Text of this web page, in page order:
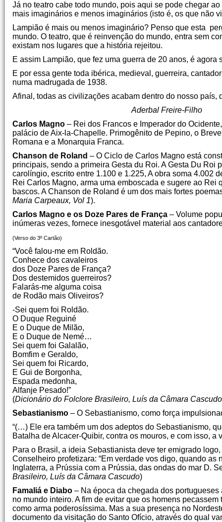
Já no teatro cabe todo mundo, pois aqui se pode chegar
mais imaginários e menos imaginários (isto é, os que não
Lampião é mais ou menos imaginário? Penso que esta
mundo. O teatro, que é reinvenção do mundo, entra sem
existam nos lugares que a história rejeitou.
E assim Lampião, que fez uma guerra de 20 anos, é
E por essa gente toda ibérica, medieval, guerreira,
numa madrugada de 1938.
Afinal, todas as civilizações acabam dentro do nosso país,
Aderbal Freire-Filho
Carlos Magno – Rei dos Francos e Imperador do
palácio de Aix-la-Chapelle. Primogênito de Pepino, o
Romana e a Monarquia Franca.
Chanson de Roland – O Ciclo de Carlos Magno está
principais, sendo a primeira Gesta du Roi. A Gesta Du
carolíngio, escrito entre 1.100 e 1.225, A obra soma 4.002
Rei Carlos Magno, arma uma emboscada e sugere ao
bascos. A Chanson de Roland é um dos mais fortes
Maria Carpeaux, Vol 1).
Carlos Magno e os Doze Pares de França – Volume
inúmeras vezes, fornece inesgotável material aos
(Verso do 3º Cartão)
“Você falou-me em Roldão.
Conhece dos cavaleiros
dos Doze Pares de França?
Dos destemidos guerreiros?
Falarás-me alguma coisa
de Rodão mais Oliveiros?
-Sei quem foi Roldão.
O Duque Reguiné
E o Duque de Milão,
E o Duque de Nemé…
Sei quem foi Galalão,
Bomfim e Geraldo,
Sei quem foi Ricardo,
E Gui de Borgonha,
Espada medonha,
Alfanje Pesado!”
(Dicionário do Folclore Brasileiro, Luís da Câmara Cascudo
Sebastianismo – O Sebastianismo, como força
“(…) Ele era também um dos adeptos do Sebastianismo,
Batalha de Alcacer-Quibir, contra os mouros, e com isso,
Para o Brasil, a ideia Sebastianista deve ter emigrado
Conselheiro profetizara: “Em verdade vos digo, quando
Inglaterra, a Prússia com a Prússia, das ondas do mar D.
Brasileiro, Luís da Câmara Cascudo)
Famaliá e Diabo – Na época da chegada dos
no mundo inteiro. A fim de evitar que os homens
como arma poderosíssima. Mas a sua presença no
documento da visitação do Santo Ofício, através do qual